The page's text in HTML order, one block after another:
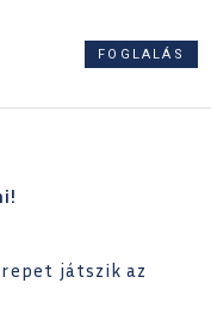
FOGLALÁS
játszik az